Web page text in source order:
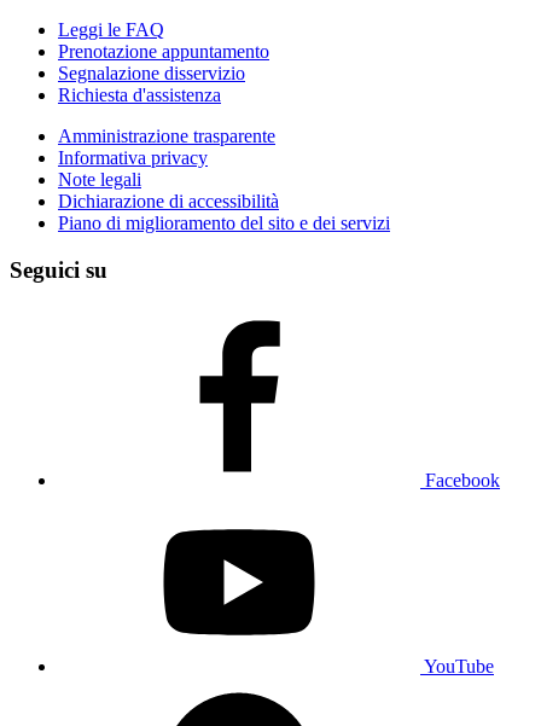
Leggi le FAQ
Prenotazione appuntamento
Segnalazione disservizio
Richiesta d'assistenza
Amministrazione trasparente
Informativa privacy
Note legali
Dichiarazione di accessibilità
Piano di miglioramento del sito e dei servizi
Seguici su
Facebook
YouTube